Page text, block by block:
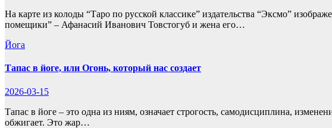
На карте из колоды “Таро по русской классике” издательства “Эксмо”
помещики” – Афанасий Иванович Товстогуб и жена его…
Йога
Тапас в йоге, или Огонь, который нас создает
2026-03-15
Тапас в йоге – это одна из ниям, означает строгость, самодисциплина,
обжигает. Это жар…